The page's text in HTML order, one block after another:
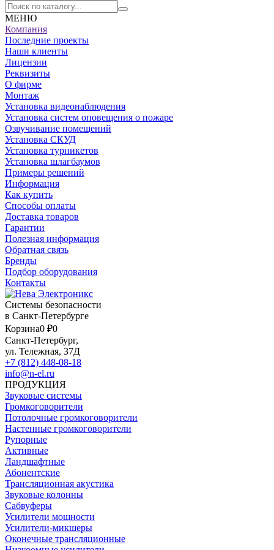
МЕНЮ
Компания
Последние проекты
Наши клиенты
Лицензии
Реквизиты
О фирме
Монтаж
Установка видеонаблюдения
Установка систем оповещения о пожаре
Озвучивание помещений
Установка СКУД
Установка турникетов
Установка шлагбаумов
Примеры решений
Информация
Как купить
Способы оплаты
Доставка товаров
Гарантии
Полезная информация
Обратная связь
Бренды
Подбор оборудования
Контакты
Системы безопасности
в Санкт-Петербурге
Корзина0 ₽0
Санкт-Петербург,
ул. Тележная, 37Д
+7 (812) 448-08-18
info@n-el.ru
ПРОДУКЦИЯ
Звуковые системы
Громкоговорители
Потолочные громкоговорители
Настенные громкоговорители
Рупорные
Активные
Ландшафтные
Абонентские
Трансляционная акустика
Звуковые колонны
Сабвуферы
Усилители мощности
Усилители-микшеры
Оконечные трансляционные